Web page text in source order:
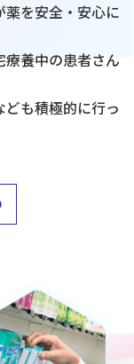
を安全・安心に
養中の患者さん
も積極的に行っ